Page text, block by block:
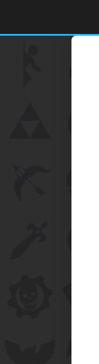
content